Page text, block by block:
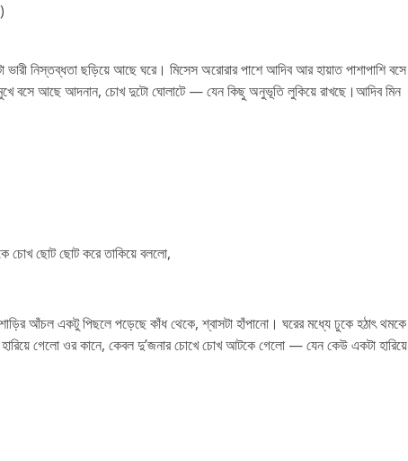
)
নিস্তব্ধতা ছড়িয়ে আছে ঘরে। মিসেস অরোরার পাশে আদিব আর হায়াত পাশাপাশি বসে
বসে আছে আদনান, চোখ দুটো ঘোলাটে — যেন কিছু অনুভূতি লুকিয়ে রাখছে।আদিব মিন
চোখ ছোট ছোট করে তাকিয়ে বললো,
আঁচল একটু পিছলে পড়েছে কাঁধ থেকে, শ্বাসটা হাঁপানো। ঘরের মধ্যে ঢুকে হঠাৎ থমকে
গেলো ওর কানে, কেবল দু’জনার চোখে চোখ আটকে গেলো — যেন কেউ একটা হারিয়ে